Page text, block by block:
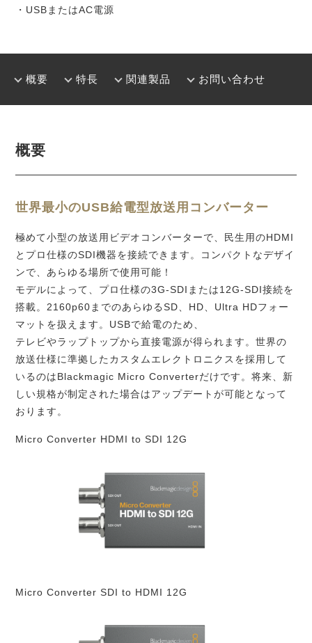
・USBまたはAC電源
概要 特長 関連製品 お問い合わせ
概要
世界最小のUSB給電型放送用コンバーター
極めて小型の放送用ビデオコンバーターで、民生用のHDMI
とプロ仕様のSDI機器を接続できます。コンパクトなデザイ
ンで、あらゆる場所で使用可能！
モデルによって、プロ仕様の3G-SDIまたは12G-SDI接続を
搭載。2160p60までのあらゆるSD、HD、Ultra HDフォー
マットを扱えます。USBで給電のため、
テレビやラップトップから直接電源が得られます。世界の
放送仕様に準拠したカスタムエレクトロニクスを採用して
いるのはBlackmagic Micro Converterだけです。将来、新
しい規格が制定された場合はアップデートが可能となって
おります。
Micro Converter HDMI to SDI 12G
Micro Converter SDI to HDMI 12G